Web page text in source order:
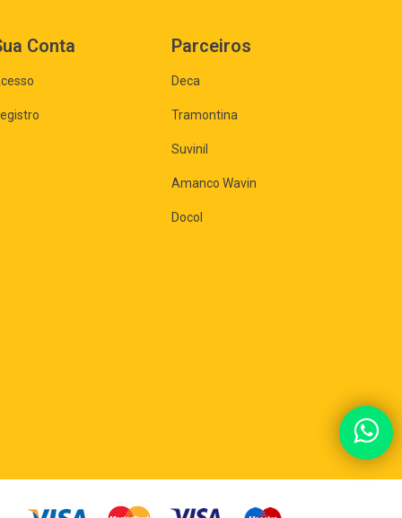
Conta Parceiros
Deca
Tramontina
Suvinil
Amanco Wavin
Docol